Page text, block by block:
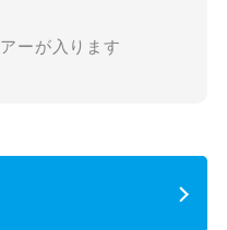
ーが入ります